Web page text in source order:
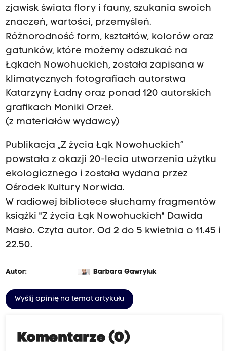
zjawisk świata flory i fauny, szukania swoich
znaczeń, wartości, przemyśleń.
Różnorodność form, kształtów, kolorów oraz
gatunków, które możemy odszukać na
Łąkach Nowohuckich, została zapisana w
klimatycznych fotografiach autorstwa
Katarzyny Ładny oraz ponad 120 autorskich
grafikach Moniki Orzeł.
(z materiałów wydawcy)
Publikacja „Z życia Łąk Nowohuckich”
powstała z okazji 20-lecia utworzenia użytku
ekologicznego i została wydana przez
Ośrodek Kultury Norwida.
W radiowej bibliotece słuchamy fragmentów
książki "Z życia Łąk Nowohuckich" Dawida
Masło. Czyta autor. Od 2 do 5 kwietnia o 11.45 i
22.50.
Autor: Barbara Gawryluk
Wyślij opinię na temat artykułu
Komentarze (0)